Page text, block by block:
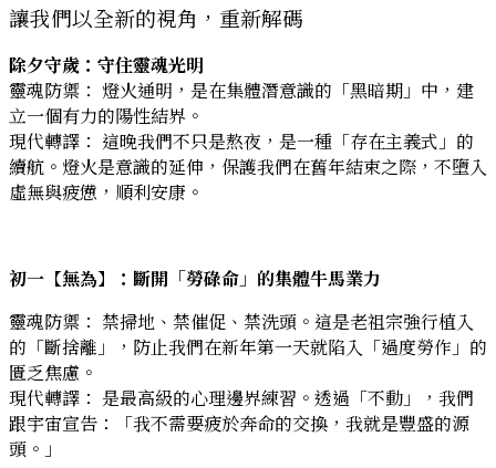
讓我們以全新的視角，重新解碼
除夕守歲：守住靈魂光明
靈魂防禦： 燈火通明，是在集體潛意識的「黑暗期」中，建
立一個有力的陽性結界。
現代轉譯： 這晚我們不只是熬夜，是一種「存在主義式」的
續航。燈火是意識的延伸，保護我們在舊年結束之際，不墮入
虛無與疲憊，順利安康。
初一【無為】：斷開「勞碌命」的集體牛馬業力
靈魂防禦： 禁掃地、禁催促、禁洗頭。這是老祖宗強行植入
的「斷捨離」，防止我們在新年第一天就陷入「過度勞作」的
匱乏焦慮。
現代轉譯： 是最高級的心理邊界練習。透過「不動」，我們
跟宇宙宣告：「我不需要疲於奔命的交換，我就是豐盛的源
頭。」